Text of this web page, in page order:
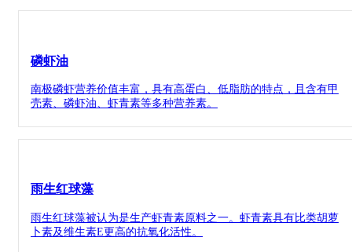
磷虾油
南极磷虾营养价值丰富，具有高蛋白、低脂肪的特点，且含有甲
壳素、磷虾油、虾青素等多种营养素。
雨生红球藻
雨生红球藻被认为是生产虾青素原料之一。虾青素具有比类胡萝
卜素及维生素E更高的抗氧化活性。